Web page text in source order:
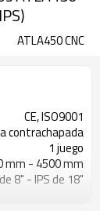
ATLA450 CNC
CE, ISO9001
contrachapada
1 juego
mm - 4500 mm
8" - IPS de 18"